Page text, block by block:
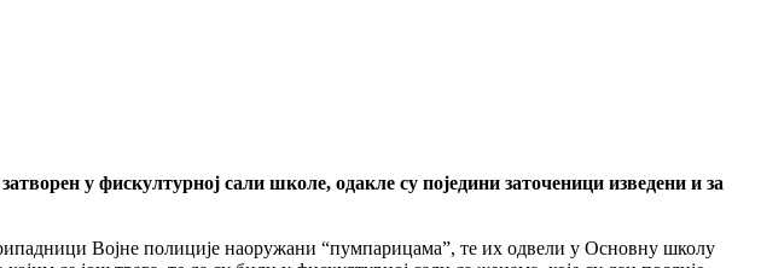
у фискултурној сали школе, одакле су поједини заточеници изведени и за
Војне полиције наоружани “пумпарицама”, те их одвели у Основну школу